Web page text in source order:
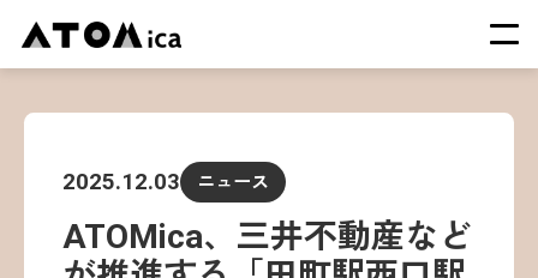
会社概要
サービス
運営施設一覧
2025.12.03 ニュース
ATOMica、三井不動産など